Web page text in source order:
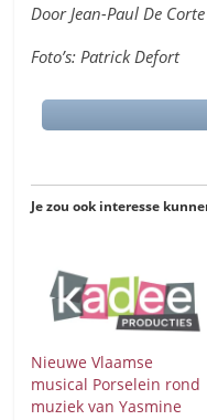
Door Jean-Paul De Corte
Foto’s: Patrick Defort
Je zou ook interesse
Nieuwe Vlaamse
musical Porselein rond
muziek van Yasmine